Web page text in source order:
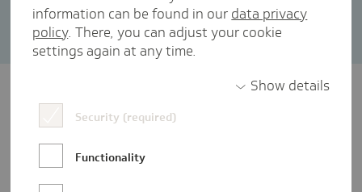
information can be found in our data privacy
policy. There, you can adjust your cookie
settings again at any time.
Show details
Security (required)
Functionality